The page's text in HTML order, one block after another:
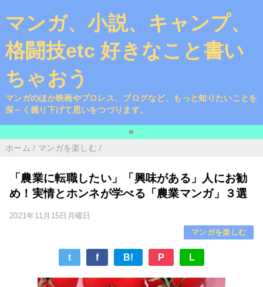
マンガ、小説、キャンプ、
格闘技etc 好きなこと書い
ちゃおう
マンガのほか映画やプロレス、ブログなど、もっと知りたいことを
深～く掘り下げて思いをつづります。
=
ホーム / マンガを楽しむ /
「農業に転職したい」「興味がある」人にお勧
め！実情とホンネが学べる「農業マンガ」３選
2021年11月15日月曜日
マンガを楽しむ
t f B! P L